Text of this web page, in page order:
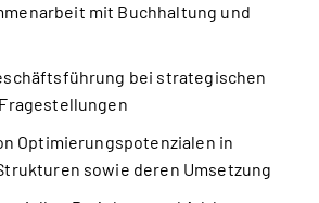
mit Buchhaltung und
bei strategischen
Optimierungspotenzialen in
sowie deren Umsetzung